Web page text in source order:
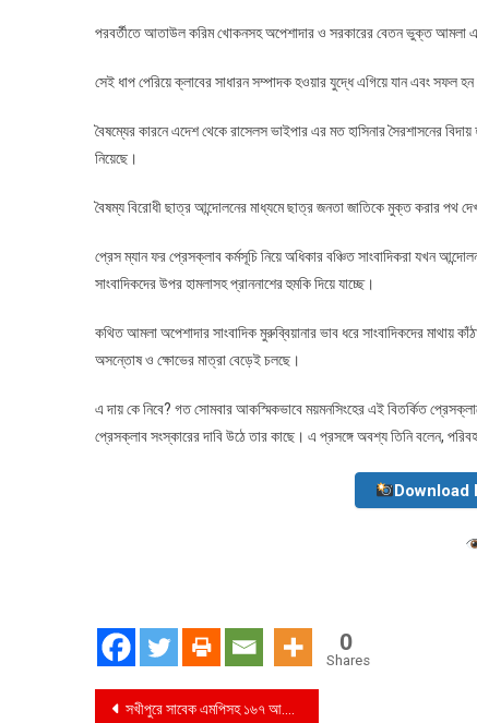
পরবর্তীতে আতাউল করিম খোকনসহ অপেশাদার ও সরকারের বেতন ভুক্ত আমলা
সেই ধাপ পেরিয়ে ক্লাবের সাধারন সম্পাদক হওয়ার যুদ্ধে এগিয়ে যান এবং সফল
বৈষম্যের কারনে এদেশ থেকে রাসেলস ভাইপার এর মত হাসিনার সৈরশাসনের
নিয়েছে।
বৈষম্য বিরোধী ছাত্র আন্দোলনের মাধ্যমে ছাত্র জনতা জাতিকে মুক্ত করার পথ
প্রেস ম্যান ফর প্রেসক্লাব কর্মসূচি নিয়ে অধিকার বঞ্চিত সাংবাদিকরা যখন
সাংবাদিকদের উপর হামলাসহ প্রাননাশের হুমকি দিয়ে যাচ্ছে।
কথিত আমলা অপেশাদার সাংবাদিক মুরুব্বিয়ানার ভাব ধরে সাংবাদিকদের মাথায়
অসন্তোষ ও ক্ষোভের মাত্রা বেড়েই চলছে।
এ দায় কে নিবে? গত সোমবার আকস্মিকভাবে ময়মনসিংহের এই বিতর্কিত
প্রেসক্লাব সংস্কারের দাবি উঠে তার কাছে। এ প্রসঙ্গে অবশ্য তিনি বলেন,
Download
0
Shares
Post
সখীপুরে সাবেক এমপিসহ ১৬৭ আ.লীগ নেতাদের বিরুদ্ধে মামলা